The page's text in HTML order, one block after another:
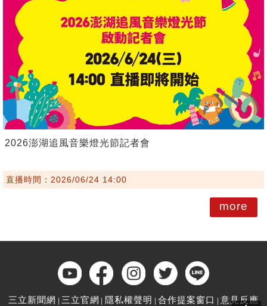
2026澎湖追風音樂燈光節記者會
直播時間：2026/06/24 14:00
more
三立新聞網 三立官網 隱私權聲明 合作提案窗口 意見反應